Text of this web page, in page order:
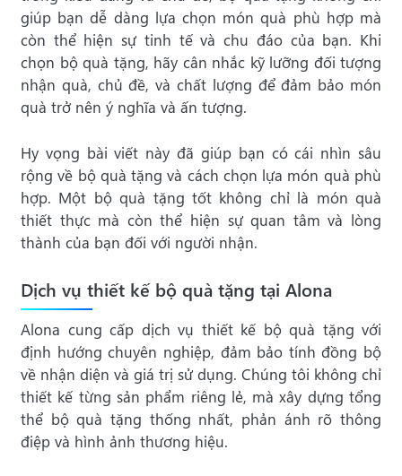
giúp bạn dễ dàng lựa chọn món quà phù hợp mà
còn thể hiện sự tinh tế và chu đáo của bạn. Khi
chọn bộ quà tặng, hãy cân nhắc kỹ lưỡng đối tượng
nhận quà, chủ đề, và chất lượng để đảm bảo món
quà trở nên ý nghĩa và ấn tượng.
Hy vọng bài viết này đã giúp bạn có cái nhìn sâu
rộng về bộ quà tặng và cách chọn lựa món quà phù
hợp. Một bộ quà tặng tốt không chỉ là món quà
thiết thực mà còn thể hiện sự quan tâm và lòng
thành của bạn đối với người nhận.
Dịch vụ thiết kế bộ quà tặng tại Alona
Alona cung cấp dịch vụ thiết kế bộ quà tặng với
định hướng chuyên nghiệp, đảm bảo tính đồng bộ
về nhận diện và giá trị sử dụng. Chúng tôi không chỉ
thiết kế từng sản phẩm riêng lẻ, mà xây dựng tổng
thể bộ quà tặng thống nhất, phản ánh rõ thông
điệp và hình ảnh thương hiệu.